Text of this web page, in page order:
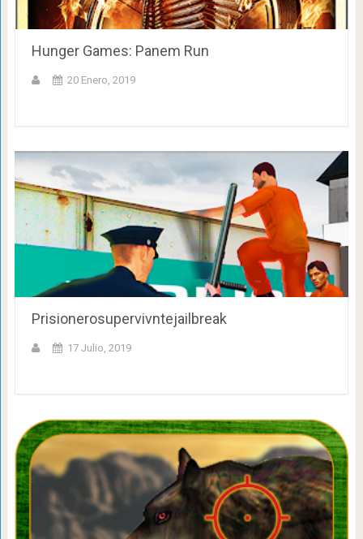
Hunger Games: Panem Run
20 Enero, 2019
Prisionerosupervivntejailbreak
17 Julio, 2019